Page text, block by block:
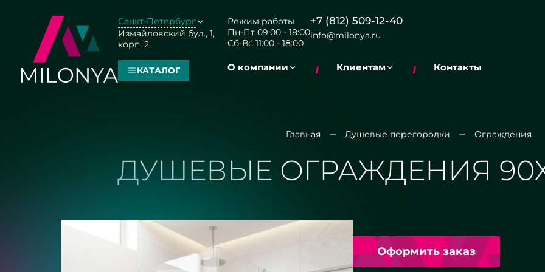
Санкт-Петербург
Измайловский бул., 1,
корп. 2
Режим работы
Пн-Пт 09:00 - 18:00
Сб-Вс 11:00 - 18:00
+7 (812) 509-12-40
info@milonya.ru
КАТАЛОГ О компании Клиентам Контакты
Главная Душевые перегородки Ограждения
ДУШЕВЫЕ ОГРАЖДЕНИЯ
Оформить заказ